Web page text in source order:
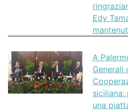
Edy
A
Generali
siciliana:
una